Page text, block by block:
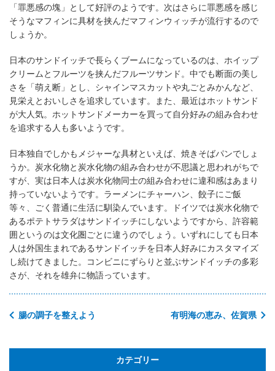
「罪悪感の塊」として好評のようです。次はさらに罪悪感を感じ
そうなマフィンに具材を挟んだマフィンウィッチが流行するので
しょうか。
日本のサンドイッチで長らくブームになっているのは、ホイップ
クリームとフルーツを挟んだフルーツサンド。中でも断面の美し
さを「萌え断」とし、シャインマスカットや丸ごとみかんなど、
見栄えとおいしさを追求しています。また、最近はホットサンド
が大人気。ホットサンドメーカーを買って自分好みの組み合わせ
を追求する人も多いようです。
日本独自でしかもメジャーな具材といえば、焼きそばパンでしょ
うか。炭水化物と炭水化物の組み合わせが不思議と思われがちで
すが、実は日本人は炭水化物同士の組み合わせに違和感はあまり
持っていないようです。ラーメンにチャーハン、餃子にご飯
等々、ごく普通に生活に馴染んでいます。ドイツでは炭水化物で
あるポテトサラダはサンドイッチにしないようですから、許容範
囲というのは文化圏ごとに違うのでしょう。いずれにしても日本
人は外国生まれであるサンドイッチを日本人好みにカスタマイズ
し続けてきました。コンビニにずらりと並ぶサンドイッチの多彩
さが、それを雄弁に物語っています。
有明海の恵み、佐賀県
腸の調子を整えよう
カテゴリー